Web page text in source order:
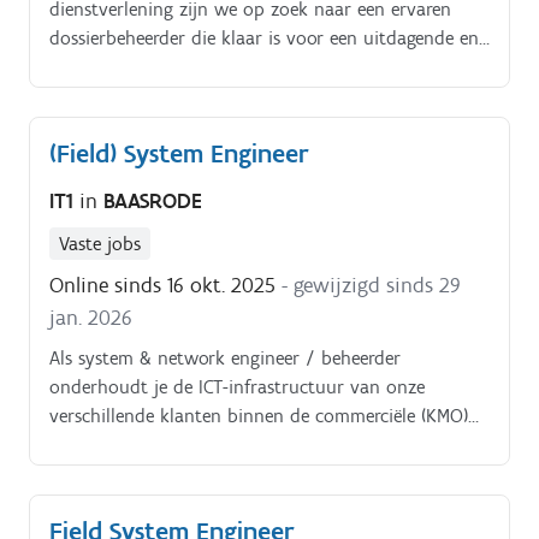
dienstverlening zijn we op zoek naar een ervaren
dossierbeheerder die klaar is voor een uitdagende en
dynamische omgeving waar een familiale sfeer,
professionele ondersteuning en persoonlijke groei
centraal staan.
(Field) System Engineer
IT1 in BAASRODE
Vaste jobs
Online sinds 16 okt. 2025 - gewijzigd sinds 29
jan. 2026
Als system & network engineer / beheerder
onderhoudt je de ICT-infrastructuur van onze
verschillende klanten binnen de commerciële (KMO)
een 6-koppig helpdeskteam, tal van collega (medior /
senior / expert) system engineers én een duo presales
Field System Engineer